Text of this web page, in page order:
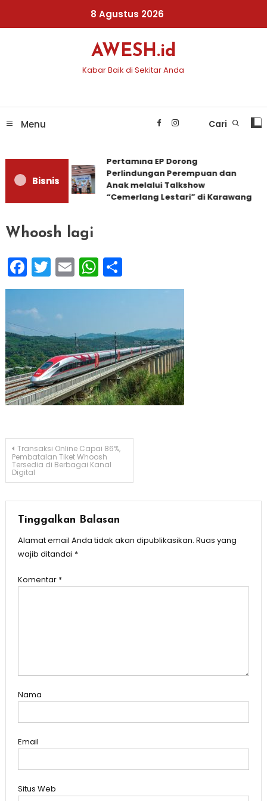
8 Agustus 2026
AWESH.id
Kabar Baik di Sekitar Anda
Menu Cari
Bisnis
Pertamina EP Dorong
Perlindungan Perempuan dan
Anak melalui Talkshow
“Cemerlang Lestari” di Karawang
Whoosh lagi
Facebook
Twitter
EmailWhatsApp
Share
Navigasi
pos
Transaksi Online Capai 86%,
Pembatalan Tiket Whoosh
Tersedia di Berbagai Kanal
Digital
Tinggalkan Balasan
Alamat email Anda tidak akan dipublikasikan. Ruas yang
wajib ditandai *
Komentar *
Nama
Email
Situs Web